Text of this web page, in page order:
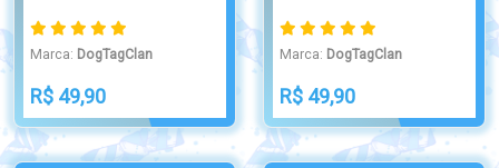
Marca: DogTagClan
R$ 49,90
Marca: DogTagClan
R$ 49,90